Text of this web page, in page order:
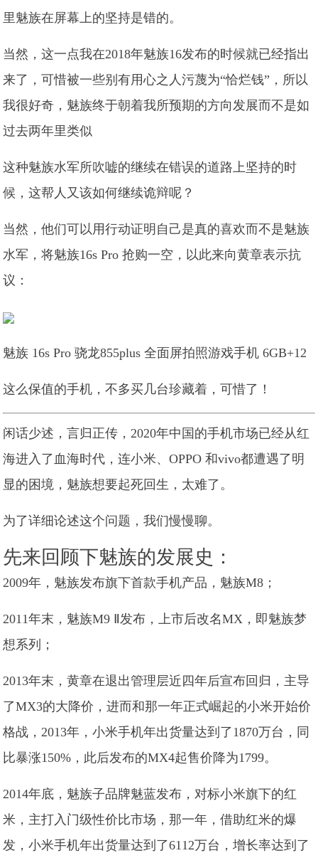
里魅族在屏幕上的坚持是错的。
当然，这一点我在2018年魅族16发布的时候就已经指出
来了，可惜被一些别有用心之人污蔑为“恰烂钱”，所以
我很好奇，魅族终于朝着我所预期的方向发展而不是如
过去两年里类似
这种魅族水军所吹嘘的继续在错误的道路上坚持的时
候，这帮人又该如何继续诡辩呢？
当然，他们可以用行动证明自己是真的喜欢而不是魅族
水军，将魅族16s Pro 抢购一空，以此来向黄章表示抗
议：
魅族 16s Pro 骁龙855plus 全面屏拍照游戏手机 6GB+12
这么保值的手机，不多买几台珍藏着，可惜了！
闲话少述，言归正传，2020年中国的手机市场已经从红
海进入了血海时代，连小米、OPPO 和vivo都遭遇了明
显的困境，魅族想要起死回生，太难了。
为了详细论述这个问题，我们慢慢聊。
先来回顾下魅族的发展史：
2009年，魅族发布旗下首款手机产品，魅族M8；
2011年末，魅族M9 Ⅱ发布，上市后改名MX，即魅族梦
想系列；
2013年末，黄章在退出管理层近四年后宣布回归，主导
了MX3的大降价，进而和那一年正式崛起的小米开始价
格战，2013年，小米手机年出货量达到了1870万台，同
比暴涨150%，此后发布的MX4起售价降为1799。
2014年底，魅族子品牌魅蓝发布，对标小米旗下的红
米，主打入门级性价比市场，那一年，借助红米的爆
发，小米手机年出货量达到了6112万台，增长率达到了